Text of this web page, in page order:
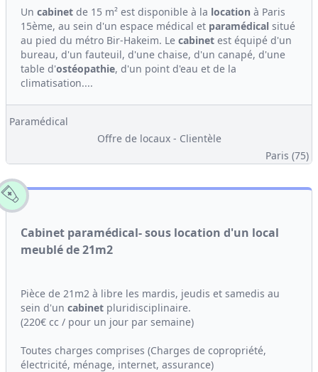
Un cabinet de 15 m² est disponible à la location à Paris
15ème, au sein d'un espace médical et paramédical situé
au pied du métro Bir-Hakeim. Le cabinet est équipé d'un
bureau, d'un fauteuil, d'une chaise, d'un canapé, d'une
table d'ostéopathie, d'un point d'eau et de la
climatisation....
Paramédical
Offre de locaux - Clientèle
Paris (75)
Cabinet paramédical- sous location d'un local
meublé de 21m2
Pièce de 21m2 à libre les mardis, jeudis et samedis au
sein d'un cabinet pluridisciplinaire.
(220€ cc / pour un jour par semaine)
Toutes charges comprises (Charges de copropriété,
électricité, ménage, internet, assurance)